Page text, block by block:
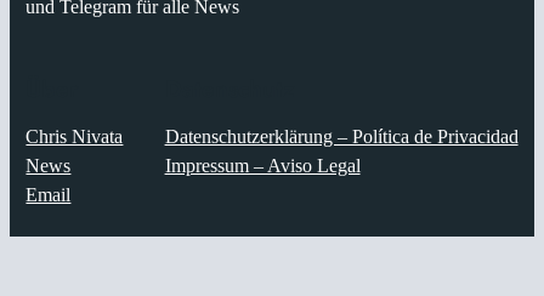
und Telegram für alle News
Chris Nivata
News
Email
Datenschutzerklärung – Política de Privacidad
Impressum – Aviso Legal